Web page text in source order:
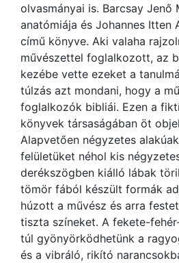
olvasmányai is. Barcsay Jenő
anatómiája és Johannes Itten
című könyve. Aki valaha
művészettel foglalkozott, az
kezébe vette ezeket a
túlzás azt mondani, hogy a
foglalkozók bibliái. Ezen a
könyvek társaságában öt
Alapvetően négyzetes
felületüket néhol kis
derékszögben kiálló lábak
tömör fából készült formák
húzott a művész és arra
tiszta színeket. A fekete-
túl gyönyörködhetünk a
és a vibráló, rikító